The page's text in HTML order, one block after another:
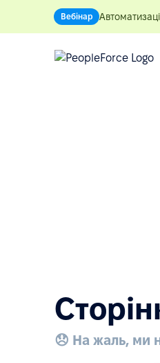
Вебінар
😞 На жаль, ми